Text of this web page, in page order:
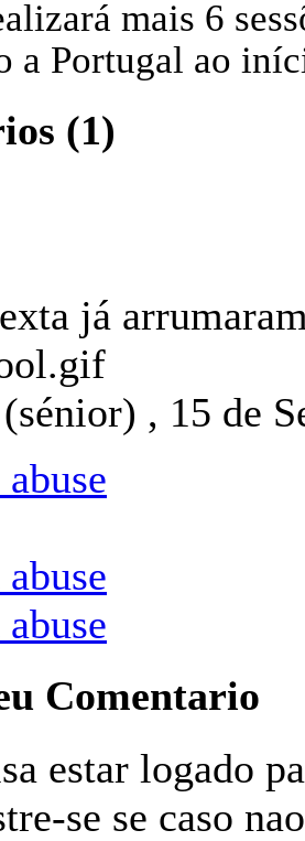
mais 6
a Portugal ao
(1)
já
, 15 de
Comentario
estar logado
se se caso